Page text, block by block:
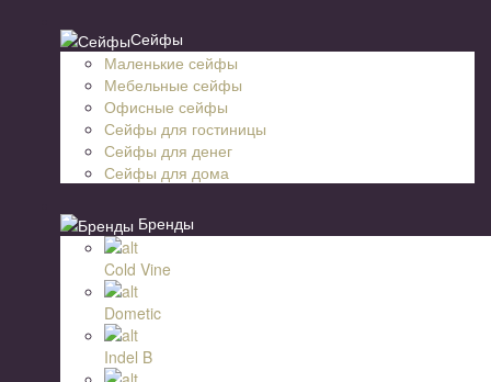
Сейфы
Маленькие сейфы
Мебельные сейфы
Офисные сейфы
Сейфы для гостиницы
Сейфы для денег
Сейфы для дома
Бренды
Cold Vine
Dometic
Indel B